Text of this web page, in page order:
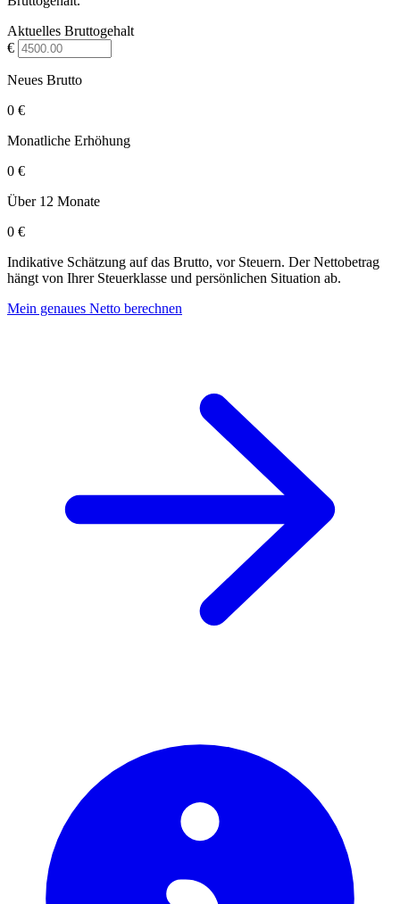
Aktuelles Bruttogehalt
€
Neues Brutto
0 €
Monatliche Erhöhung
0 €
Über 12 Monate
0 €
Indikative Schätzung auf das Brutto, vor Steuern. Der Nettobetrag
hängt von Ihrer Steuerklasse und persönlichen Situation ab.
Mein genaues Netto berechnen